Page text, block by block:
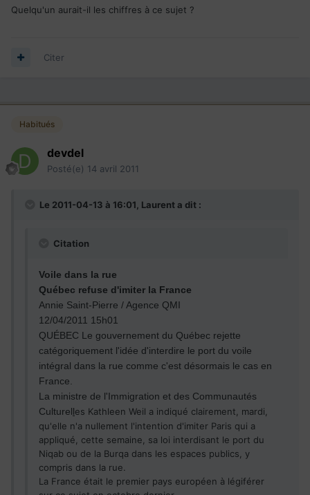
Quelqu'un aurait-il les chiffres à ce sujet ?
Citer
Habitués
devdel
Posté(e) 14 avril 2011
Le 2011-04-13 à 16:01, Laurent a dit :
Citation
Voile dans la rue
Québec refuse d'imiter la France
Annie Saint-Pierre / Agence QMI
12/04/2011 15h01
QUÉBEC Le gouvernement du Québec rejette
catégoriquement l'idée d'interdire le port du voile
intégral dans la rue comme c'est désormais le cas en
France.
La ministre de l'Immigration et des Communautés
Culturelles Kathleen Weil a indiqué clairement, mardi,
qu'elle n'a nullement l'intention d'imiter Paris qui a
appliqué, cette semaine, sa loi interdisant le port du
Niqab ou de la Burqa dans les espaces publics, y
compris dans la rue.
La France était le premier pays européen à légiférer